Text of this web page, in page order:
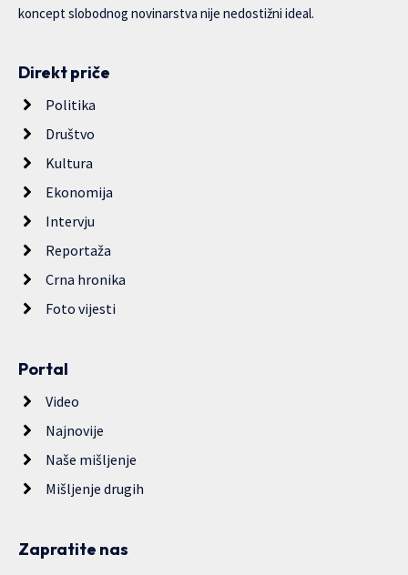
koncept slobodnog novinarstva nije nedostižni ideal.
Direkt priče
Politika
Društvo
Kultura
Ekonomija
Intervju
Reportaža
Crna hronika
Foto vijesti
Portal
Video
Najnovije
Naše mišljenje
Mišljenje drugih
Zapratite nas